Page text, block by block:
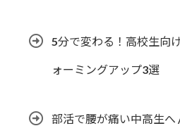
5分で変わる！高校生向
ォーミングアップ3選
部活で腰が痛い中高生へ